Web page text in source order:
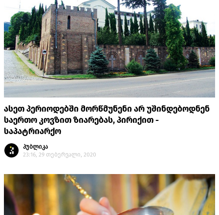
ასეთ პერიოდებში მორწმუნენი არ უშინდებოდნენ
საერთო კოვზით ზიარებას, პირიქით -
საპატრიარქო
პუბლიკა
23:16, 29 თებერვალი, 2020